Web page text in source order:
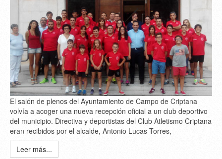
El salón de plenos del Ayuntamiento de Campo de Criptana
volvía a acoger una nueva recepción oficial a un club deportivo
del municipio. Directiva y deportistas del Club Atletismo Criptana
eran recibidos por el alcalde, Antonio Lucas-Torres,
Leer más...